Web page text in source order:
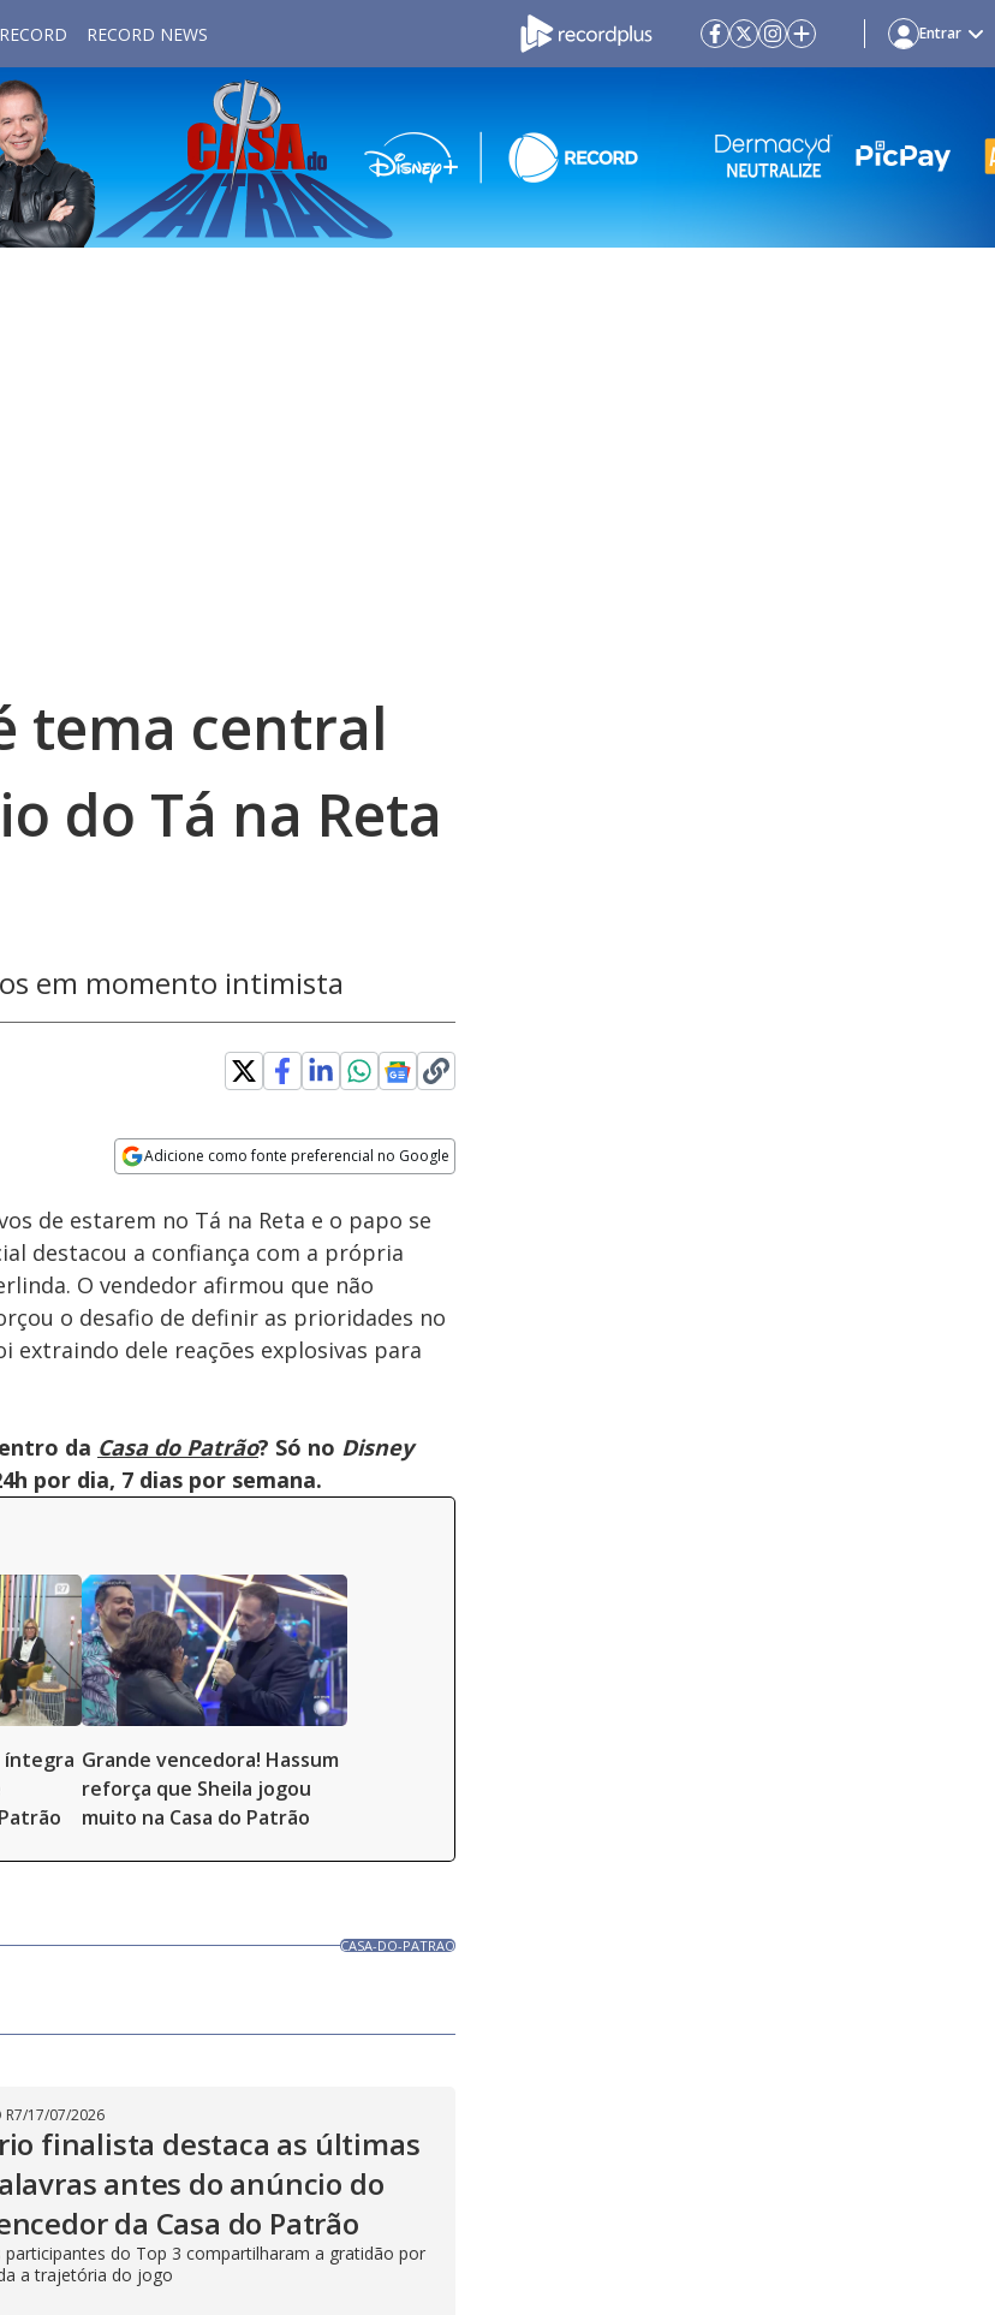
RECORD RECORD NEWS Entrar
tema central
do Tá na Reta
em momento intimista
Adicione como fonte preferencial no Google
live com Sheila | Casa do
Patrão
Velocidade
de estarem no Tá na Reta e o papo se
destacou a confiança com a própria
O vendedor afirmou que não
o desafio de definir as prioridades no
extraindo dele reações explosivas para
da Casa do Patrão? Só no Disney
por dia, 7 dias por semana.
íntegra Grande vencedora! Hassum
reforça que Sheila jogou
muito na Casa do Patrão
CASA-DO-PATRAO
R7/17/07/2026
finalista destaca as últimas
antes do anúncio do
da Casa do Patrão
participantes do Top 3 compartilharam a gratidão por
a trajetória do jogo